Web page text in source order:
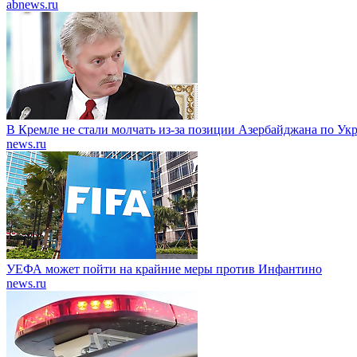
abnews.ru
В Кремле не стали молчать из-за позиции Азербайджана по
news.ru
УЕФА может пойти на крайние меры против Инфантино
news.ru